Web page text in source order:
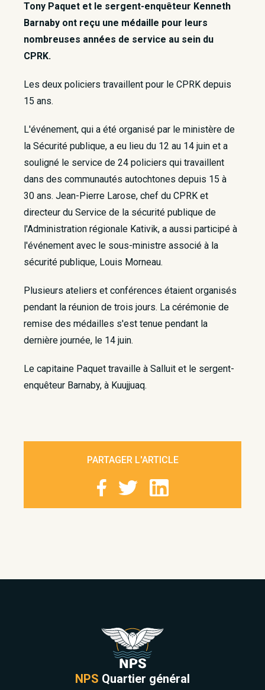
Tony Paquet et le sergent-enquêteur Kenneth
Barnaby ont reçu une médaille pour leurs
nombreuses années de service au sein du
CPRK.
Les deux policiers travaillent pour le CPRK depuis
15 ans.
L'événement, qui a été organisé par le ministère de
la Sécurité publique, a eu lieu du 12 au 14 juin et a
souligné le service de 24 policiers qui travaillent
dans des communautés autochtones depuis 15 à
30 ans. Jean-Pierre Larose, chef du CPRK et
directeur du Service de la sécurité publique de
l'Administration régionale Kativik, a aussi participé à
l'événement avec le sous-ministre associé à la
sécurité publique, Louis Morneau.
Plusieurs ateliers et conférences étaient organisés
pendant la réunion de trois jours. La cérémonie de
remise des médailles s'est tenue pendant la
dernière journée, le 14 juin.
Le capitaine Paquet travaille à Salluit et le sergent-
enquêteur Barnaby, à Kuujjuaq.
PARTAGER L'ARTICLE
NPS Quartier général